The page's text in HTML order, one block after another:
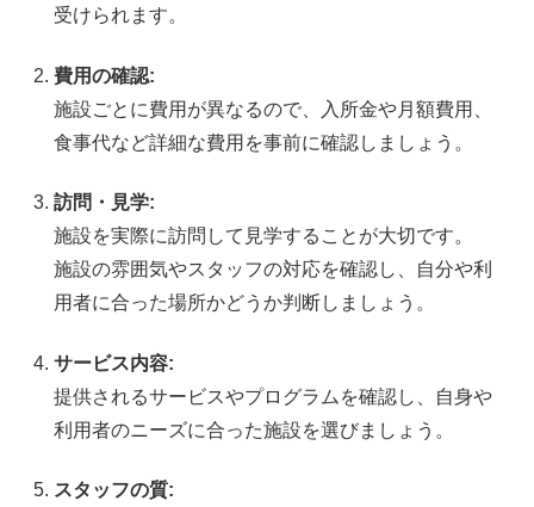
受けられます。
費用の確認:
施設ごとに費用が異なるので、入所金や月額費用、
食事代など詳細な費用を事前に確認しましょう。
訪問・見学:
施設を実際に訪問して見学することが大切です。
施設の雰囲気やスタッフの対応を確認し、自分や利
用者に合った場所かどうか判断しましょう。
サービス内容:
提供されるサービスやプログラムを確認し、自身や
利用者のニーズに合った施設を選びましょう。
スタッフの質: